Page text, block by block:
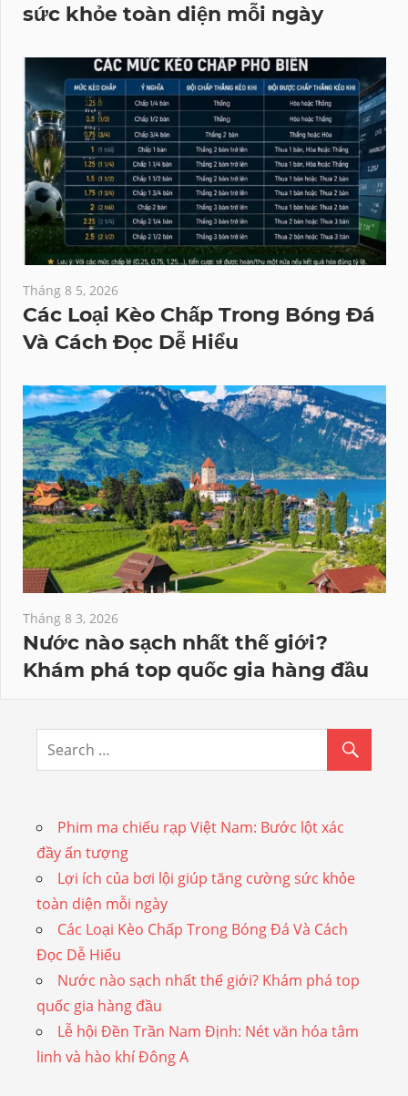
sức khỏe toàn diện mỗi ngày
Tháng 8 5, 2026
Các Loại Kèo Chấp Trong Bóng Đá
Và Cách Đọc Dễ Hiểu
Tháng 8 3, 2026
Nước nào sạch nhất thế giới?
Khám phá top quốc gia hàng đầu
Phim ma chiếu rạp Việt Nam: Bước lột xác
đầy ấn tượng
Lợi ích của bơi lội giúp tăng cường sức khỏe
toàn diện mỗi ngày
Các Loại Kèo Chấp Trong Bóng Đá Và Cách
Đọc Dễ Hiểu
Nước nào sạch nhất thế giới? Khám phá top
quốc gia hàng đầu
Lễ hội Đền Trần Nam Định: Nét văn hóa tâm
linh và hào khí Đông A